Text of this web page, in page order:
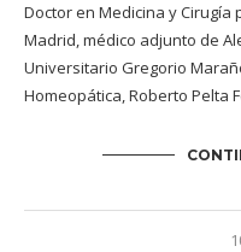
Doctor en Medicina y
Madrid, médico adjunto de
Universitario Gregorio
Homeopática, Roberto Pelta